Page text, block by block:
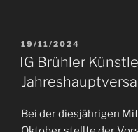
VERÖFFENTLICHT
AM
19/11/2024
IG Brühler
Bei der diesjährigen